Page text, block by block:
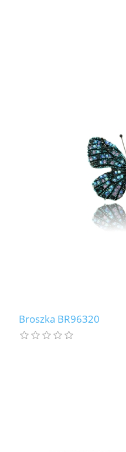
Broszka BR96320